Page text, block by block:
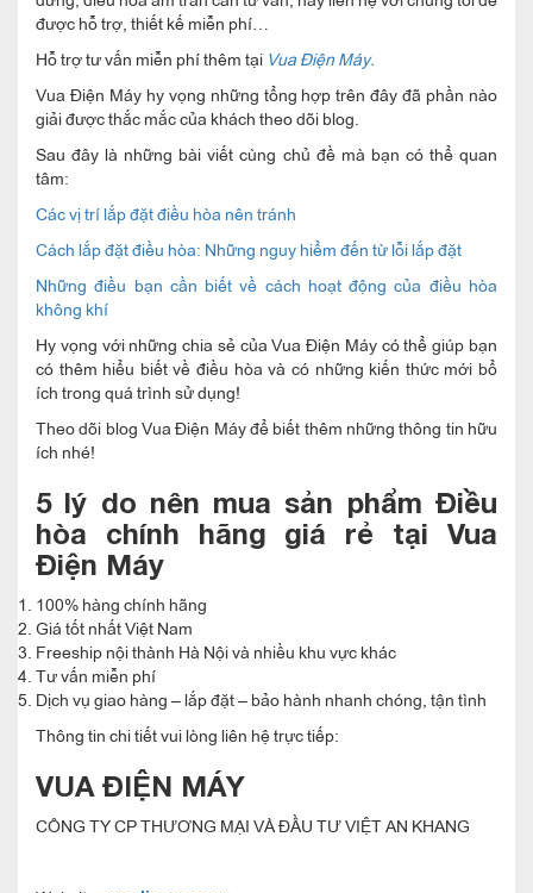
được hỗ trợ, thiết kế miễn phí…
Hỗ trợ tư vấn miễn phí thêm tại Vua Điện Máy.
Vua Điện Máy hy vọng những tổng hợp trên đây đã phần nào
giải được thắc mắc của khách theo dõi blog.
Sau đây là những bài viết cùng chủ đề mà bạn có thể quan
tâm:
Các vị trí lắp đặt điều hòa nên tránh
Cách lắp đặt điều hòa: Những nguy hiểm đến từ lỗi lắp đặt
Những điều bạn cần biết về cách hoạt động của điều hòa
không khí
Hy vọng với những chia sẻ của Vua Điện Máy có thể giúp bạn
có thêm hiểu biết về điều hòa và có những kiến thức mới bổ
ích trong quá trình sử dụng!
Theo dõi blog Vua Điện Máy để biết thêm những thông tin hữu
ích nhé!
5 lý do nên mua sản phẩm Điều
hòa chính hãng giá rẻ tại Vua
Điện Máy
100% hàng chính hãng
Giá tốt nhất Việt Nam
Freeship nội thành Hà Nội và nhiều khu vực khác
Tư vấn miễn phí
Dịch vụ giao hàng – lắp đặt – bảo hành nhanh chóng, tận tình
Thông tin chi tiết vui lòng liên hệ trực tiếp:
VUA ĐIỆN MÁY
CÔNG TY CP THƯƠNG MẠI VÀ ĐẦU TƯ VIỆT AN KHANG